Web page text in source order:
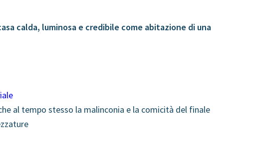
calda, luminosa e credibile come abitazione di una
al tempo stesso la malinconia e la comicità del finale